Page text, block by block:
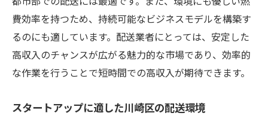
リピーターを増やすための顧客満足度向上
川崎区の交通インフラを活用した効率的な軽貨
物配送法
交通網を熟知した配送ルートの選定
費効率を持つため、持続可能なビジネスモデルを構築す
るのにも適しています。配送業者にとっては、安定した
高収入のチャンスが広がる魅力的な市場であり、効率的
な作業を行うことで短時間での高収入が期待できます。
スタートアップに適した川崎区の配送環境